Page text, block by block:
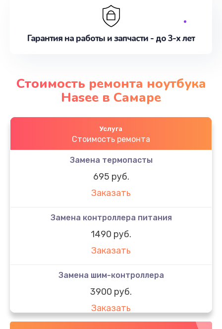
Гарантия на работы и запчасти - до 3-х лет
Стоимость ремонта ноутбука
Hasee в Самаре
Услуга
Стоимость ремонта
Замена термопасты
695 руб.
Заказать
Замена контроллера питания
1490 руб.
Заказать
Замена шим-контроллера
3900 руб.
Заказать